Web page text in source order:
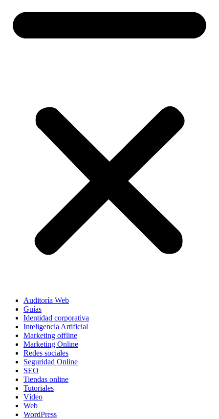
Auditoría Web
Guías
Identidad corporativa
Inteligencia Artificial
Marketing offline
Marketing Online
Redes sociales
Seguridad Online
SEO
Tiendas online
Tutoriales
Vídeo
Web
WordPress